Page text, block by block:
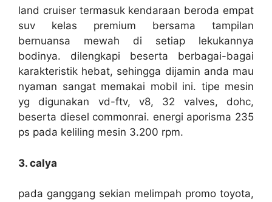
land cruiser termasuk kendaraan beroda empat
suv kelas premium bersama tampilan
bernuansa mewah di setiap lekukannya
bodinya. dilengkapi beserta berbagai-bagai
karakteristik hebat, sehingga dijamin anda mau
nyaman sangat memakai mobil ini. tipe mesin
yg digunakan vd-ftv, v8, 32 valves, dohc,
beserta diesel commonrai. energi aporisma 235
ps pada keliling mesin 3.200 rpm.
3. calya
pada ganggang sekian melimpah promo toyota,